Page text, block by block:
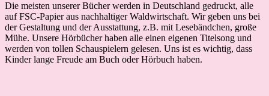
Die meisten unserer Bücher werden in Deutschland gedruckt, alle
auf FSC-Papier aus nachhaltiger Waldwirtschaft. Wir geben uns bei
der Gestaltung und der Ausstattung, z.B. mit Lesebändchen, große
Mühe. Unsere Hörbücher haben alle einen eigenen Titelsong und
werden von tollen Schauspielern gelesen. Uns ist es wichtig, dass
Kinder lange Freude am Buch oder Hörbuch haben.